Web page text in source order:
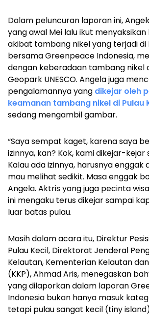
Dalam peluncuran laporan ini,
yang awal Mei lalu ikut
akibat tambang nikel yang terjadi di
bersama Greenpeace Indonesia,
dengan keberadaan tambang nikel
Geopark UNESCO. Angela juga
pengalamannya yang dikejar oleh
keamanan tambang nikel di Pulau
sedang mengambil gambar.
“Saya sempat kaget, karena saya
izinnya, kan? Kok, kami dikejar-
Kalau ada izinnya, harusnya
mau melihat sedikit. Masa enggak
Angela. Aktris yang juga pecinta
ini mengaku terus dikejar sampai
luar batas pulau.
Masih dalam acara itu, Direktur
Pulau Kecil, Direktorat Jenderal
Kelautan, Kementerian Kelautan
(KKP), Ahmad Aris, menegaskan
yang dilaporkan dalam laporan
Indonesia bukan hanya masuk
tetapi pulau sangat kecil (tiny island